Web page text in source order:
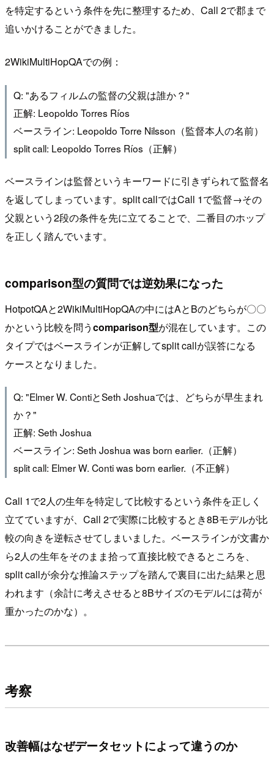
を特定するという条件を先に整理するため、Call 2で郡まで
追いかけることができました。
2WikiMultiHopQAでの例：
Q: "あるフィルムの監督の父親は誰か？"
正解: Leopoldo Torres Ríos
ベースライン: Leopoldo Torre Nilsson（監督本人の名前）
split call: Leopoldo Torres Ríos（正解）
ベースラインは監督というキーワードに引きずられて監督名
を返してしまっています。split callではCall 1で監督→その
父親という2段の条件を先に立てることで、二番目のホップ
を正しく踏んでいます。
comparison型の質問では逆効果になった
HotpotQAと2WikiMultiHopQAの中にはAとBのどちらが〇〇
かという比較を問うcomparison型が混在しています。この
タイプではベースラインが正解してsplit callが誤答になる
ケースとなりました。
Q: "Elmer W. ContiとSeth Joshuaでは、どちらが早生まれ
か？"
正解: Seth Joshua
ベースライン: Seth Joshua was born earlier.（正解）
split call: Elmer W. Conti was born earlier.（不正解）
Call 1で2人の生年を特定して比較するという条件を正しく
立てていますが、Call 2で実際に比較するとき8Bモデルが比
較の向きを逆転させてしまいました。ベースラインが文書か
ら2人の生年をそのまま拾って直接比較できるところを、
split callが余分な推論ステップを踏んで裏目に出た結果と思
われます（余計に考えさせると8Bサイズのモデルには荷が
重かったのかな）。
考察
改善幅はなぜデータセットによって違うのか